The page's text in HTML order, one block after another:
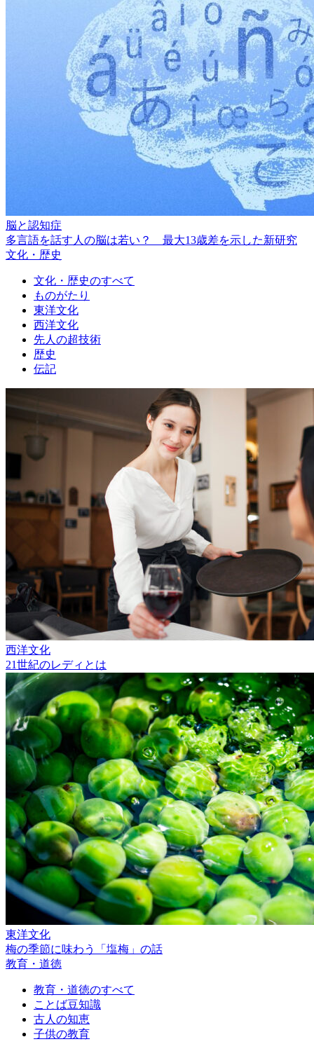
脳と認知症
多言語を話す人の脳は若い？ 最大13歳差を示した新研究
文化・歴史
文化・歴史のすべて
ものがたり
東洋文化
西洋文化
先人の超技術
歴史
伝記
西洋文化
21世紀のレディとは
東洋文化
梅の季節に味わう「塩梅」の話
教育・道徳
教育・道徳のすべて
ことば豆知識
古人の知恵
子供の教育